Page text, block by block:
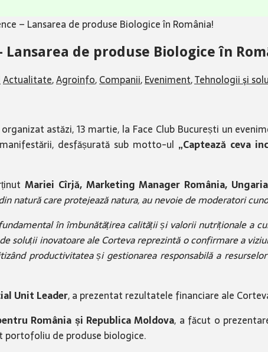
– Lansarea de produse Biologice în România!
Lansarea de produse Biologice în
Actualitate,Agroinfo,Companii,Eveniment,Tehnologii şi
astăzi, 13 martie, la Face Club București un
desfășurată sub motto-ul „Captează ceva
Mariei Cîrjă, Marketing Manager România,
natură care protejează natura, au nevoie de moderatori
în îmbunătățirea calității și valorii nutriționale a
soluții inovatoare ale Corteva reprezintă o confirmare a
productivitatea și gestionarea responsabilă a
Unit Leader, a prezentat rezultatele financiare ale
România și Republica Moldova, a făcut o
portofoliu de produse biologice.